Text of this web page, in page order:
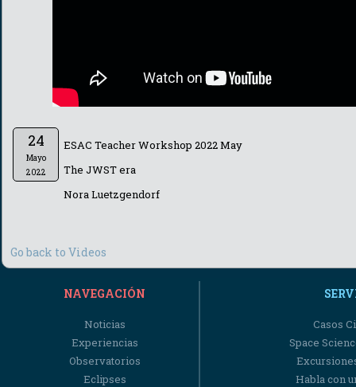
24
Mayo
2022
ESAC Teacher Workshop 2022 May
The JWST era
Nora Luetzgendorf
Go back to Videos
NAVEGACIÓN
Noticias
Experiencias
Observatorios
Eclipses
Casos
Space
Habla con